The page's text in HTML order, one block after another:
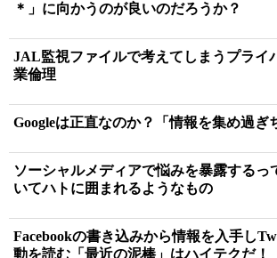
＊」に向かうのが良いのだろうか？
JAL監視ファイルで考えてしまうプライ
業倫理
Googleは正直なのか？「情報を集め過ぎ
ソーシャルメディアで悩みを暴露するっ
いてハトに囲まれるようなもの
Facebookの書き込みから情報を入手し
動を読む「最近の泥棒」はハイテクだ！